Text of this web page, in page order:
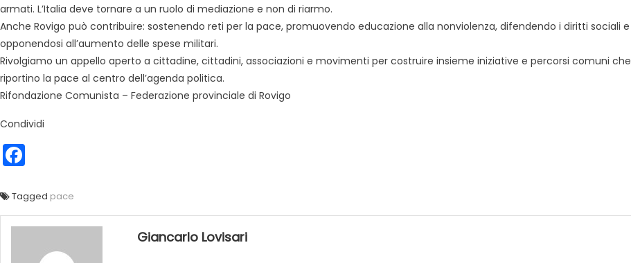
armati. L’Italia deve tornare a un ruolo di mediazione e non di riarmo.
Anche Rovigo può contribuire: sostenendo reti per la pace, promuovendo educazione alla nonviolenza, difendendo i diritti sociali e
opponendosi all’aumento delle spese militari.
Rivolgiamo un appello aperto a cittadine, cittadini, associazioni e movimenti per costruire insieme iniziative e percorsi comuni che
riportino la pace al centro dell’agenda politica.
Rifondazione Comunista – Federazione provinciale di Rovigo
Condividi
Tagged pace
Giancarlo Lovisari